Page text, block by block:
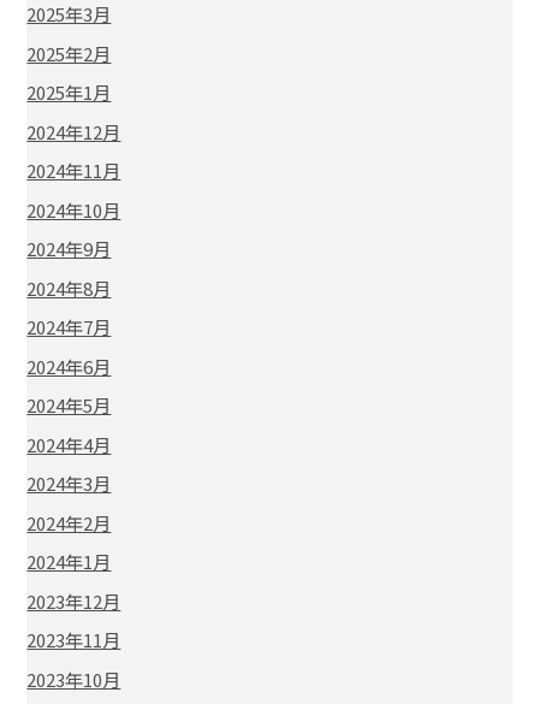
2025年3月
2025年2月
2025年1月
2024年12月
2024年11月
2024年10月
2024年9月
2024年8月
2024年7月
2024年6月
2024年5月
2024年4月
2024年3月
2024年2月
2024年1月
2023年12月
2023年11月
2023年10月